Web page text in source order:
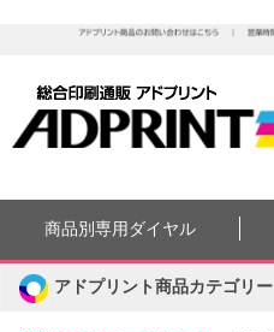
商品別専用ダイヤル
アドプリント商品カテゴリー